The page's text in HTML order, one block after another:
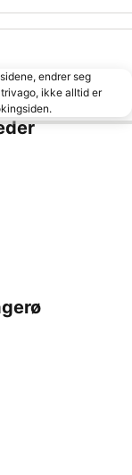
endrer seg
ikke alltid er